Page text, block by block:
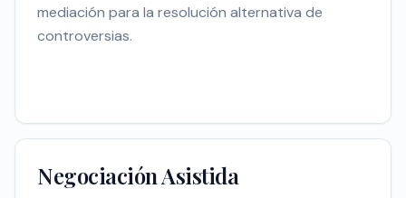
mediación para la resolución alternativa de
controversias.
Negociación Asistida